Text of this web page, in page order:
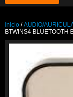
Inicio /AUDIO/
BTWINS4 BLUETOOTH